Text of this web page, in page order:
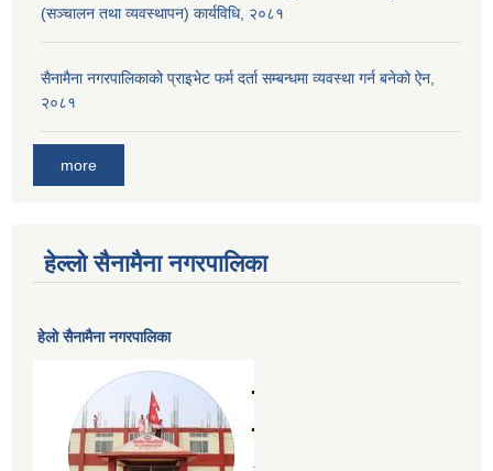
(सञ्चालन तथा व्यवस्थापन) कार्यविधि, २०८१
सैनामैना नगरपालिकाको प्राइभेट फर्म दर्ता सम्बन्धमा व्यवस्था गर्न बनेको ऐन,
२०८१
more
हेल्लो सैनामैना नगरपालिका
हेलाे सैनामैना नगरपालिका